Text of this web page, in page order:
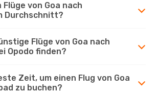
von Goa nach
Durchschnitt?
Flüge von Goa nach
Opodo finden?
Zeit, um einen Flug von Goa
zu buchen?